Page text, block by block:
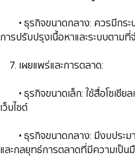
• ธุรกิจขนาดกลาง: ควรมีกระ
การปรับปรุงเนื้อหาและระบบตามที่
​​​​​​​​​​​​​​​​​​​​​​​​​​​​​​​​​​​ 7. เผยแพร่และการตลาด:
• ธุรกิจขนาดเล็ก: ใช้สื่อโซเชียล
เว็บไซต์
• ธุรกิจขนาดกลาง: มีงบประม
และกลยุทธ์การตลาดที่มีความเป็น